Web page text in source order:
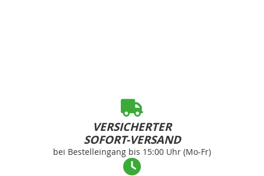
VERSICHERTER
SOFORT-VERSAND
bei Bestelleingang bis 15:00 Uhr (Mo-Fr)